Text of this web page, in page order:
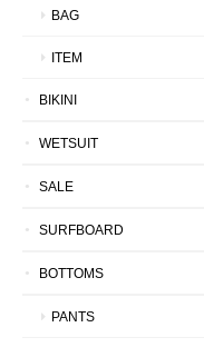
BAG
ITEM
BIKINI
WETSUIT
SALE
SURFBOARD
BOTTOMS
PANTS